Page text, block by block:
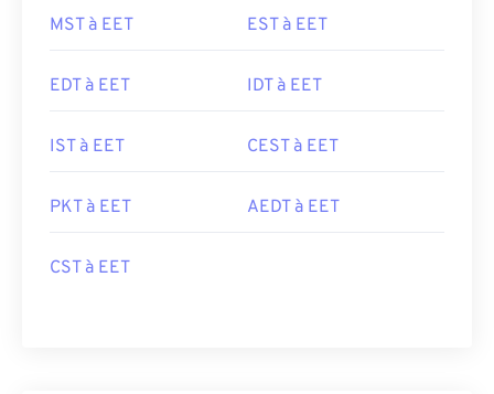
MST à EET EST à EET
EDT à EET IDT à EET
IST à EET CEST à EET
PKT à EET AEDT à EET
CST à EET